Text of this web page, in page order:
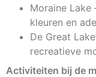
Moraine Lake
kleuren en
De Great
recreatieve
Activiteiten bij de